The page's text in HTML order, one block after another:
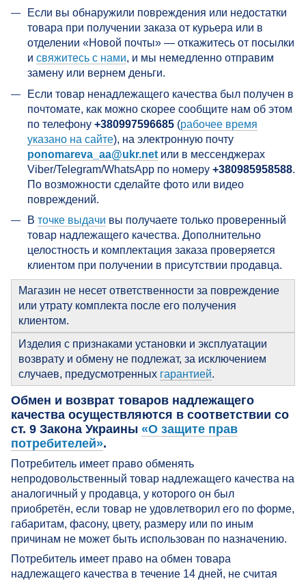
Если вы обнаружили повреждения или недостатки
товара при получении заказа от курьера или в
отделении «Новой почты» — откажитесь от посылки
и свяжитесь с нами, и мы немедленно отправим
замену или вернем деньги.
Если товар ненадлежащего качества был получен в
почтомате, как можно скорее сообщите нам об этом
по телефону +380997596685 (рабочее время
указано на сайте), на электронную почту
ponomareva_aa@ukr.net или в мессенджерах
Viber/Telegram/WhatsApp по номеру +380985958588.
По возможности сделайте фото или видео
повреждений.
В точке выдачи вы получаете только проверенный
товар надлежащего качества. Дополнительно
целостность и комплектация заказа проверяется
клиентом при получении в присутствии продавца.
Магазин не несет ответственности за повреждение
или утрату комплекта после его получения
клиентом.
Изделия с признаками установки и эксплуатации
возврату и обмену не подлежат, за исключением
случаев, предусмотренных гарантией.
Обмен и возврат товаров надлежащего
качества осуществляются в соответствии со
ст. 9 Закона Украины «О защите прав
потребителей».
Потребитель имеет право обменять
непродовольственный товар надлежащего качества на
аналогичный у продавца, у которого он был
приобретён, если товар не удовлетворил его по форме,
габаритам, фасону, цвету, размеру или по иным
причинам не может быть использован по назначению.
Потребитель имеет право на обмен товара
надлежащего качества в течение 14 дней, не считая